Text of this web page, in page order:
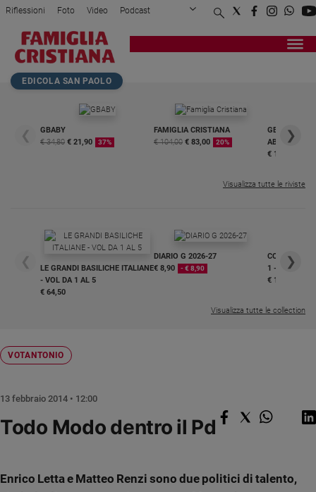
Attualità
Italia
Cronaca
Mondo
Economia
Interviste
Papa
spiritualità
Santi
Devozione
Parola
Riflessioni Foto Video Podcast
Privacy Policy Chi siamo
Registrati Redazione
Home page>Riflessioni>Votantonio
EDICOLA SAN PAOLO
❮
GBABY
€ 34,80 € 21,90 37%
FAMIGLIA CRISTIANA
€ 104,00 € 83,00 20%
GBABY
€ 16,99
❯
Visualizza tutte le riviste
❮
LE GRANDI BASILICHE ITALIANE
- VOL DA 1 AL 5
€ 64,50
DIARIO G 2026-27
€ 8,90
- € 8,90
COLLANA
1 - 2
€ 18,50
❯
Visualizza tutte le collection
VOTANTONIO
Todo Modo dentro il Pd
13 febbraio 2014 • 12:00
Enrico Letta e Matteo Renzi sono due politici di talento,